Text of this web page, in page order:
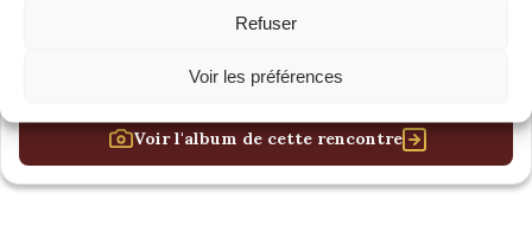
Refuser
Voir les préférences
Voir l'album de cette rencontre